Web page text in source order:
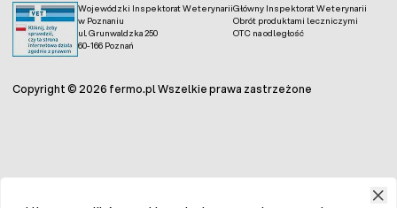
Wojewódzki Inspektorat Weterynarii
w Poznaniu
ul. Grunwaldzka 250
60-166 Poznań
Główny Inspektorat Weterynarii
Obrót produktami leczniczymi
OTC na odległość
Copyright © 2026 fermo.pl Wszelkie prawa zastrzeżone